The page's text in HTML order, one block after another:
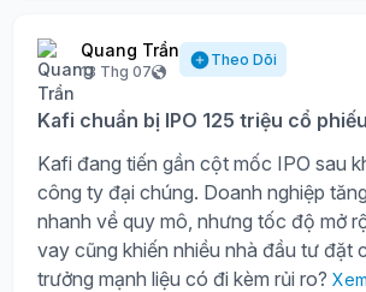
Quang Trần
13 Thg 07
Theo Dõi
Kafi chuẩn bị IPO 125 triệu cổ phiếu
Kafi đang tiến gần cột mốc IPO sau
công ty đại chúng. Doanh nghiệp
nhanh về quy mô, nhưng tốc độ mở
vay cũng khiến nhiều nhà đầu tư đặt
trưởng mạnh liệu có đi kèm rủi ro?